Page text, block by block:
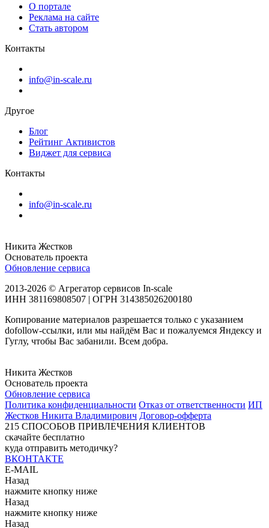
О портале
Реклама на сайте
Стать автором
Контакты
info@in-scale.ru
Другое
Блог
Рейтинг Активистов
Виджет для сервиса
Контакты
info@in-scale.ru
Никита Жестков
Основатель проекта
Обновление сервиса
2013-2026 © Агрегатор сервисов In-scale
ИНН 381169808507 | ОГРН 314385026200180
Копирование материалов разрешается только с указанием
dofollow-ссылки, или мы найдём Вас и пожалуемся Яндексу и
Гуглу, чтобы Вас забанили. Всем добра.
Никита Жестков
Основатель проекта
Обновление сервиса
Политика конфиденциальности Отказ от ответственности ИП
Жестков Никита Владимирович Договор-офферта
215 СПОСОБОВ ПРИВЛЕЧЕНИЯ КЛИЕНТОВ
скачайте бесплатно
куда отправить методичку?
ВКОНТАКТЕ
E-MAIL
Назад
нажмите кнопку ниже
Назад
нажмите кнопку ниже
Назад